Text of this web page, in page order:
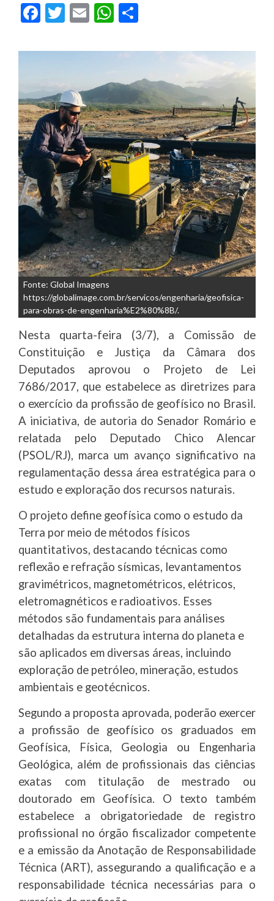
Facebook
Twitter
EmailWhatsApp
Fonte: Global Imagens
https://globalimage.com.br/servicos/engenharia/geofisica-
para-obras-de-engenharia%E2%80%8B/.
Nesta quarta-feira (3/7), a Comissão de
Constituição e Justiça da Câmara dos
Deputados aprovou o Projeto de Lei
7686/2017, que estabelece as diretrizes para
o exercício da profissão de geofísico no Brasil.
A iniciativa, de autoria do Senador Romário e
relatada pelo Deputado Chico Alencar
(PSOL/RJ), marca um avanço significativo na
regulamentação dessa área estratégica para o
estudo e exploração dos recursos naturais.
O projeto define geofísica como o estudo da
Terra por meio de métodos físicos
quantitativos, destacando técnicas como
reflexão e refração sísmicas, levantamentos
gravimétricos, magnetométricos, elétricos,
eletromagnéticos e radioativos. Esses
métodos são fundamentais para análises
detalhadas da estrutura interna do planeta e
são aplicados em diversas áreas, incluindo
exploração de petróleo, mineração, estudos
ambientais e geotécnicos.
Segundo a proposta aprovada, poderão exercer
a profissão de geofísico os graduados em
Geofísica, Física, Geologia ou Engenharia
Geológica, além de profissionais das ciências
exatas com titulação de mestrado ou
doutorado em Geofísica. O texto também
estabelece a obrigatoriedade de registro
profissional no órgão fiscalizador competente
e a emissão da Anotação de Responsabilidade
Técnica (ART), assegurando a qualificação e a
responsabilidade técnica necessárias para o